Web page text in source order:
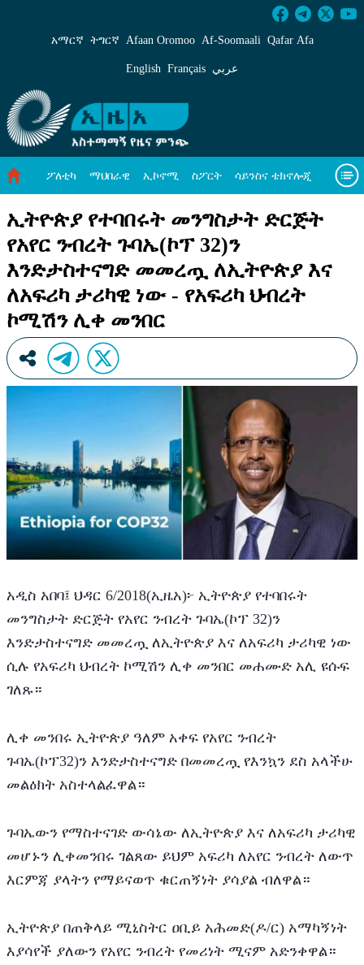
ኢትዮጵያ የተባበሩት መንግስታት ድርጅት የአየር
አማርኛ ትግርኛ Afaan Oromoo Af‑Soomaali Qafar Afa
English Français عربي
ፖለቲካ ማህበራዊ ኢኮኖሚ ስፖርት ሳይንስና ቴክኖሎጂ
መጽሔት ስለ እኛ
ኢትዮጵያ የተባበሩት መንግስታት ድርጅት
የአየር ንብረት ጉባኤ(ኮፕ 32)ን
እንድታስተናግድ መመረጧ ለኢትዮጵያ እና
ለአፍሪካ ታሪካዊ ነው - የአፍሪካ ህብረት
ኮሚሽን ሊቀ መንበር
አዲስ አበባ፤ ህዳር 6/2018(ኢዜአ)፦ ኢትዮጵያ የተባበሩት
መንግስታት ድርጅት የአየር ንብረት ጉባኤ(ኮፕ 32)ን
እንድታስተናግድ መመረጧ ለኢትዮጵያ እና ለአፍሪካ ታሪካዊ ነው
ሲሉ የአፍሪካ ህብረት ኮሚሽን ሊቀ መንበር መሐሙድ አሊ ዩሱፍ
ገለጹ።
ሊቀ መንበሩ ኢትዮጵያ ዓለም አቀፍ የአየር ንብረት
ጉባኤ(ኮፕ32)ን እንድታስተናግድ በመመረጧ የእንኳን ደስ አላችሁ
መልዕክት አስተላልፈዋል።
ጉባኤውን የማስተናገድ ውሳኔው ለኢትዮጵያ እና ለአፍሪካ ታሪካዊ
መሆኑን ሊቀመንበሩ ገልጸው ይህም አፍሪካ ለአየር ንብረት ለውጥ
እርምጃ ያላትን የማይናወጥ ቁርጠኝነት ያሳያል ብለዋል።
ኢትዮጵያ በጠቅላይ ሚኒስትር ዐቢይ አሕመድ(ዶ/ር) አማካኝነት
እያሳየች ያለውን የአየር ንብረት የመሪነት ሚናም አድንቀዋል።